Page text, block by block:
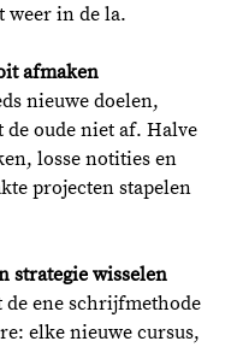
weer in de la.
afmaken
nieuwe doelen,
de oude niet af. Halve
losse notities en
projecten stapelen
strategie wisselen
de ene schrijfmethode
elke nieuwe cursus,